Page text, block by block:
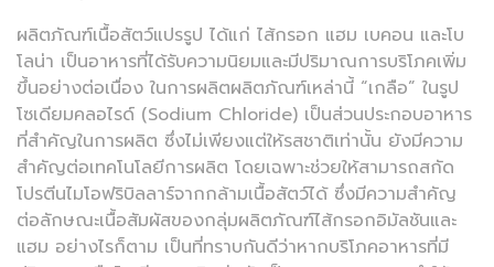
ผลิตภัณฑ์เนื้อสัตว์แปรรูป ได้แก่ ไส้กรอก แฮม เบคอน และโบ
โลน่า เป็นอาหารที่ได้รับความนิยมและมีปริมาณการบริโภคเพิ่ม
ขึ้นอย่างต่อเนื่อง ในการผลิตผลิตภัณฑ์เหล่านี้ “เกลือ” ในรูป
โซเดียมคลอไรด์ (Sodium Chloride) เป็นส่วนประกอบอาหาร
ที่สำคัญในการผลิต ซึ่งไม่เพียงแต่ให้รสชาติเท่านั้น ยังมีความ
สำคัญต่อเทคโนโลยีการผลิต โดยเฉพาะช่วยให้สามารถสกัด
โปรตีนไมโอฟริบิลลาร์จากกล้ามเนื้อสัตว์ได้ ซึ่งมีความสำคัญ
ต่อลักษณะเนื้อสัมผัสของกลุ่มผลิตภัณฑ์ไส้กรอกอิมัลชันและ
แฮม อย่างไรก็ตาม เป็นที่ทราบกันดีว่าหากบริโภคอาหารที่มี